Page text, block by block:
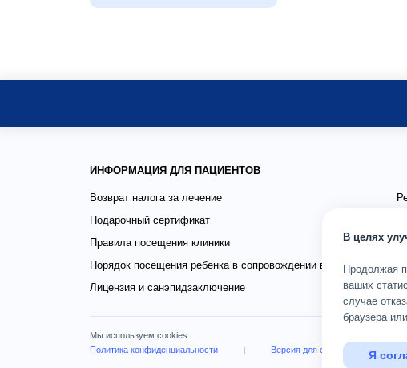
ИНФОРМАЦИЯ ДЛЯ ПАЦИЕНТОВ
Возврат налога за лечение
Подарочный сертификат
Правила посещения клиники
Порядок посещения ребенка в сопровождении взрослого
Лицензия и санэпидзаключение
О
Мы используем cookies
Политика конфиденциальности
Версия для слабовидящих
В целях
Продолжая
ваших
случае
браузера
Я